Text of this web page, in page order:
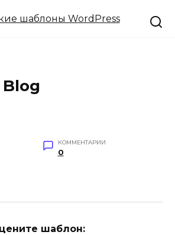
Blog
КОММЕНТАРИИ
0
шаблон: